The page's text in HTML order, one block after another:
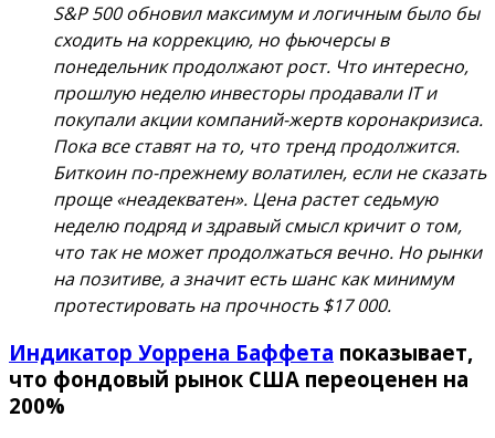
S&P 500 обновил максимум и логичным было бы
сходить на коррекцию, но фьючерсы в
понедельник продолжают рост. Что интересно,
прошлую неделю инвесторы продавали IT и
покупали акции компаний-жертв коронакризиса.
Пока все ставят на то, что тренд продолжится.
Биткоин по-прежнему волатилен, если не сказать
проще «неадекватен». Цена растет седьмую
неделю подряд и здравый смысл кричит о том,
что так не может продолжаться вечно. Но рынки
на позитиве, а значит есть шанс как минимум
протестировать на прочность $17 000.
Индикатор Уоррена Баффета показывает,
что фондовый рынок США переоценен на
200%